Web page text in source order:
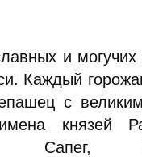
и
Каждый
с
князей
Сапег,